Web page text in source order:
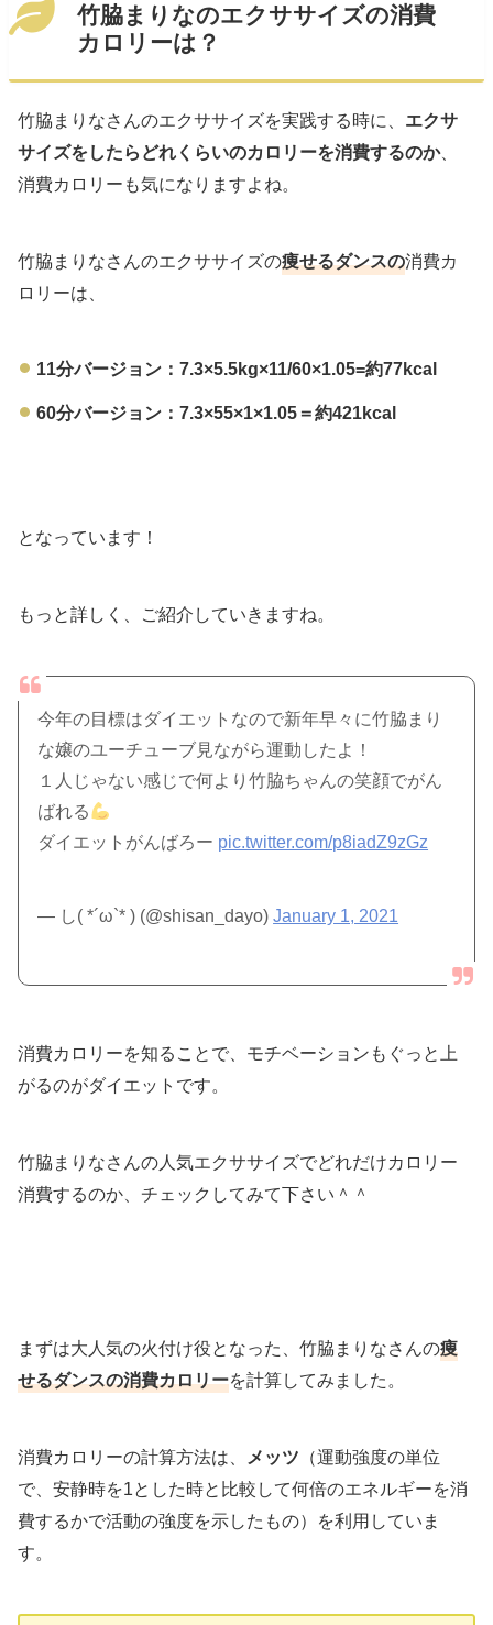
竹脇まりなのエクササイズの消費
カロリーは？
竹脇まりなさんのエクササイズを実践する時に、 エクサ
サイズをしたらどれくらいのカロリーを消費するのか、
消費カロリーも気になりますよね。
竹脇まりなさんのエクササイズの痩せるダンスの消費カ
ロリーは、
11分バージョン：7.3×5.5kg×11/60×1.05=約77kcal
60分バージョン：7.3×55×1×1.05＝約421kcal
となっています！
もっと詳しく、ご紹介していきますね。
今年の目標はダイエットなので新年早々に竹脇まり
な嬢のユーチューブ見ながら運動したよ！
１人じゃない感じで何より竹脇ちゃんの笑顔でがん
ばれる
ダイエットがんばろー pic.twitter.com/p8iadZ9zGz
— し( *´ω`* ) (@shisan_dayo)January 1, 2021
消費カロリーを知ることで、モチベーションもぐっと上
がるのがダイエットです。
竹脇まりなさんの人気エクササイズでどれだけカロリー
消費するのか、チェックしてみて下さい＾＾
まずは大人気の火付け役となった、竹脇まりなさんの痩
せるダンスの消費カロリーを計算してみました。
消費カロリーの計算方法は、 メッツ （運動強度の単位
で、安静時を1とした時と比較して何倍のエネルギーを消
費するかで活動の強度を示したもの）を利用していま
す。